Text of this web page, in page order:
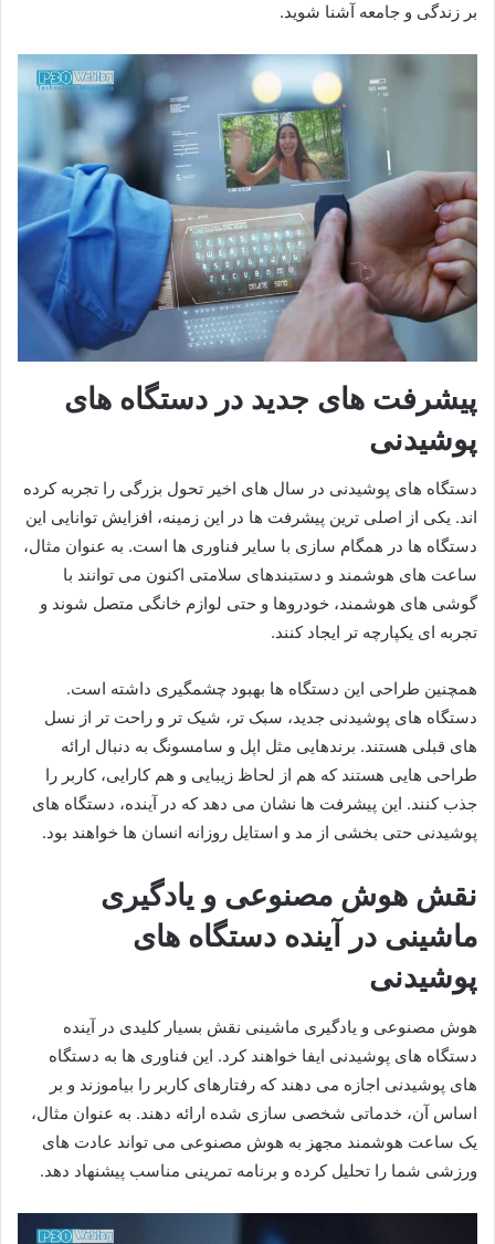
بر زندگی و جامعه آشنا شوید.
پیشرفت های جدید در دستگاه های
پوشیدنی
دستگاه های پوشیدنی در سال های اخیر تحول بزرگی را تجربه کرده
اند. یکی از اصلی ترین پیشرفت ها در این زمینه، افزایش توانایی این
دستگاه ها در همگام سازی با سایر فناوری ها است. به عنوان مثال،
ساعت های هوشمند و دستبندهای سلامتی اکنون می توانند با
گوشی های هوشمند، خودروها و حتی لوازم خانگی متصل شوند و
تجربه ای یکپارچه تر ایجاد کنند.
همچنین طراحی این دستگاه ها بهبود چشمگیری داشته است.
دستگاه های پوشیدنی جدید، سبک تر، شیک تر و راحت تر از نسل
های قبلی هستند. برندهایی مثل اپل و سامسونگ به دنبال ارائه
طراحی هایی هستند که هم از لحاظ زیبایی و هم کارایی، کاربر را
جذب کنند. این پیشرفت ها نشان می دهد که در آینده، دستگاه های
پوشیدنی حتی بخشی از مد و استایل روزانه انسان ها خواهند بود.
نقش هوش مصنوعی و یادگیری
ماشینی در آینده دستگاه های
پوشیدنی
هوش مصنوعی و یادگیری ماشینی نقش بسیار کلیدی در آینده
دستگاه های پوشیدنی ایفا خواهند کرد. این فناوری ها به دستگاه
های پوشیدنی اجازه می دهند که رفتارهای کاربر را بیاموزند و بر
اساس آن، خدماتی شخصی سازی شده ارائه دهند. به عنوان مثال،
یک ساعت هوشمند مجهز به هوش مصنوعی می تواند عادت های
ورزشی شما را تحلیل کرده و برنامه تمرینی مناسب پیشنهاد دهد.